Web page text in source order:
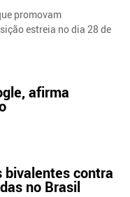
promovam
estreia no dia 28 de
afirma
bivalentes contra
no Brasil